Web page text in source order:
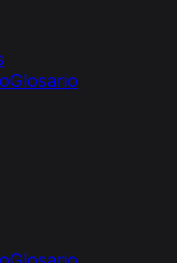
Glosario